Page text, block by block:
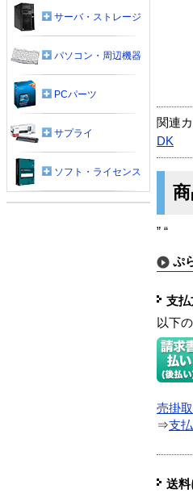
関連
DK
” “
ぷ
支払
以下
売掛
⇒支
送料
サーバ・ストレージ
パソコン・周辺機器
PCパーツ
サプライ
ソフト・ライセンス